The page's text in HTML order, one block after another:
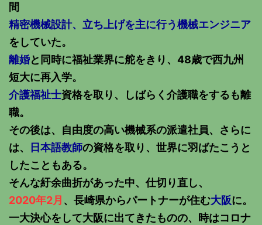
間
精密機械設計、立ち上げを主に行う機械エンジニア
をしていた。
離婚と同時に福祉業界に舵をきり、48歳で西九州
短大に再入学。
介護福祉士資格を取り、しばらく介護職をするも離
職。
その後は、自由度の高い機械系の派遣社員、さらに
は、
日本語教師の資格を取り、世界に羽ばたこうと
したこともある。
そんな紆余曲折があった中、仕切り直し、
2020年2月 、長崎県からパートナーが住む大阪に。
一大決心をして大阪に出てきたものの、時はコロナ